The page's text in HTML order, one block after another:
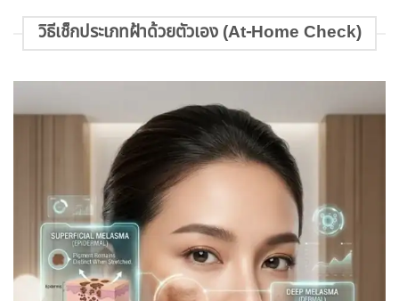
วิธีเช็กประเภทฝ้าด้วยตัวเอง (At-Home Check)